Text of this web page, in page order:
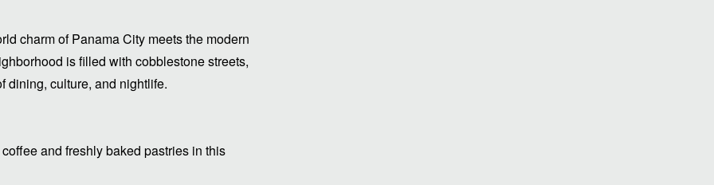
charm of Panama City meets the modern
is filled with cobblestone streets,
dining, culture, and nightlife.
and freshly baked pastries in this